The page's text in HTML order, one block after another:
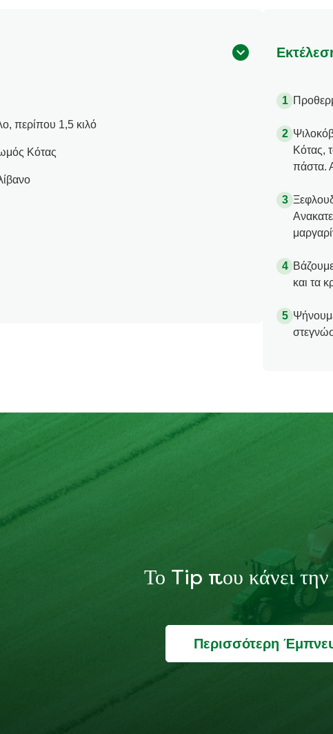
περίπου 1,5 κιλό
Κότας
Κότας,
πάστα.
και τα
Το Tip που κάνει την
Περισσότερη